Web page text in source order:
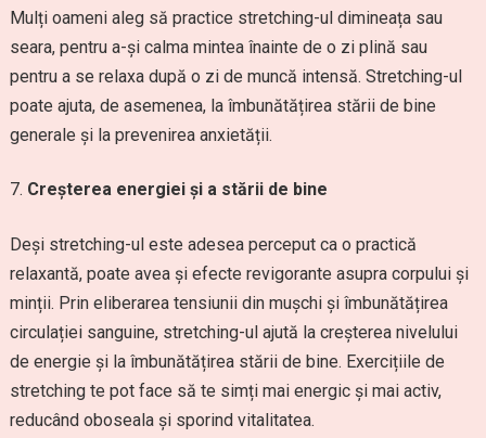
Mulți oameni aleg să practice stretching-ul dimineața sau
seara, pentru a-și calma mintea înainte de o zi plină sau
pentru a se relaxa după o zi de muncă intensă. Stretching-ul
poate ajuta, de asemenea, la îmbunătățirea stării de bine
generale și la prevenirea anxietății.
Creșterea energiei și a stării de bine
Deși stretching-ul este adesea perceput ca o practică
relaxantă, poate avea și efecte revigorante asupra corpului și
minții. Prin eliberarea tensiunii din mușchi și îmbunătățirea
circulației sanguine, stretching-ul ajută la creșterea nivelului
de energie și la îmbunătățirea stării de bine. Exercițiile de
stretching te pot face să te simți mai energic și mai activ,
reducând oboseala și sporind vitalitatea.